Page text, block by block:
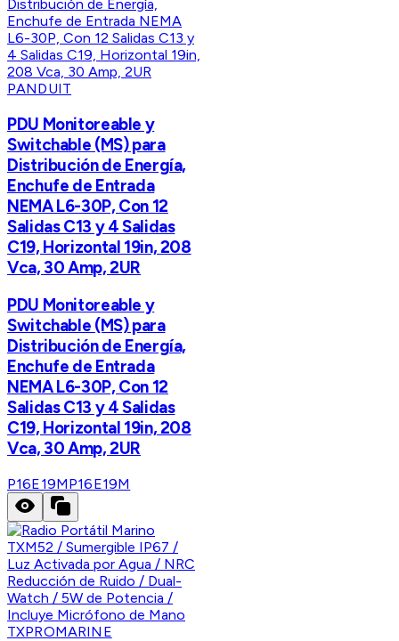
PANDUIT
PDU Monitoreable y
Switchable (MS) para
Distribución de Energía,
Enchufe de Entrada
NEMA L6-30P, Con 12
Salidas C13 y 4 Salidas
C19, Horizontal 19in, 208
Vca, 30 Amp, 2UR
PDU Monitoreable y
Switchable (MS) para
Distribución de Energía,
Enchufe de Entrada
NEMA L6-30P, Con 12
Salidas C13 y 4 Salidas
C19, Horizontal 19in, 208
Vca, 30 Amp, 2UR
P16E19MP16E19M
TXPROMARINE